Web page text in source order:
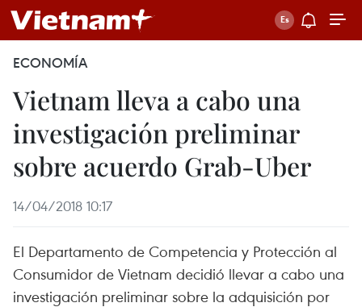
ECONOMÍA
Vietnam lleva a cabo una
investigación preliminar
sobre acuerdo Grab-Uber
14/04/2018 10:17
El Departamento de Competencia y Protección al
Consumidor de Vietnam decidió llevar a cabo una
investigación preliminar sobre la adquisición por